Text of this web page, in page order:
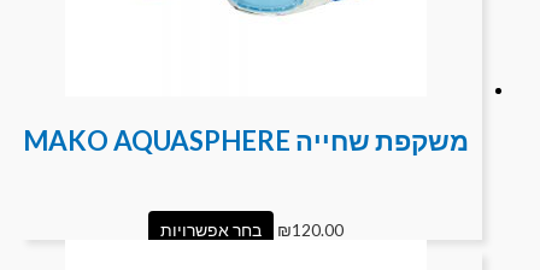
משקפת שחייה MAKO AQUASPHERE
₪120.00 בחר אפשרויות